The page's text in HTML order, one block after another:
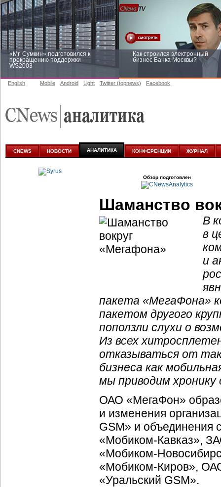
«Mr. Сумкин» подготовился к
прекращению поддержки
WS2003
Как строился электронный
бизнес Банка Москвы?
аналитике
English Mobile Android Light Twitter (topnews) Facebook
CNEWS НОВОСТИ АНАЛИТИКА КОНФЕРЕНЦИИ ЖУРНАЛ
Обзор подготовлен
Шаманство
В
в
и
пакета «МегаФона»
пакетом другого
поползли слухи о
Из всех
отказываться от
бизнеса как
мы приводим хронику
ОАО «МегаФон»
и изменения
GSM» и
«Мобиком-Кавказ»,
«Мобиком-
«Мобиком-Киров»,
«Уральский GSM».